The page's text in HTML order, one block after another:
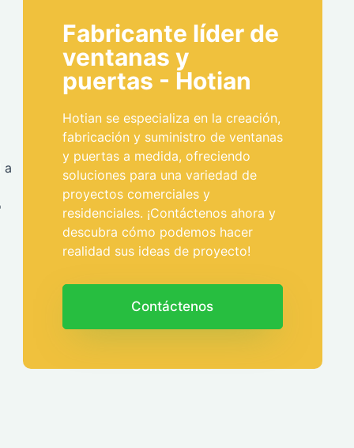
a
Fabricante líder de
ventanas y
puertas - Hotian
Hotian se especializa en la creación,
fabricación y suministro de ventanas
y puertas a medida, ofreciendo
soluciones para una variedad de
proyectos comerciales y
residenciales. ¡Contáctenos ahora y
descubra cómo podemos hacer
realidad sus ideas de proyecto!
Contáctenos